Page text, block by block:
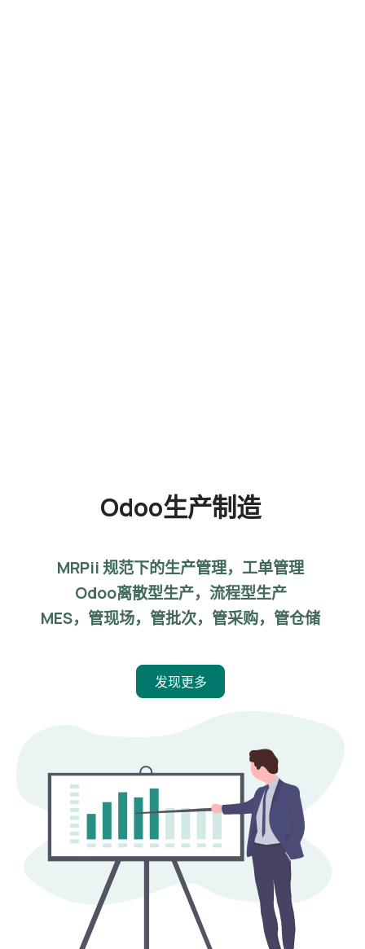
Odoo生产制造
MRPii 规范下的生产管理，工单管理
Odoo离散型生产，流程型生产
MES，管现场，管批次，管采购，管仓储
发现更多